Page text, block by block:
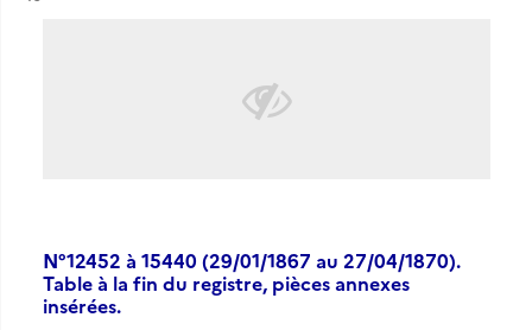
N°12452 à 15440 (29/01/1867 au 27/04/1870).
Table à la fin du registre, pièces annexes
insérées.